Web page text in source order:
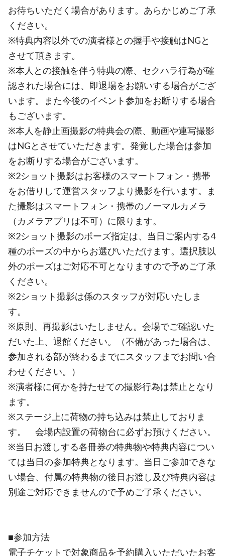
お待ちいただく場合があります。あらかじめご了承
ください。
※特典内容以外での演者様との握手や接触はNGと
させて頂きます。
※本人との接触を伴う特典の際、セクハラ行為が確
認された場合には、即退場をお願いする場合がござ
います。また今後のイベント参加をお断りする場合
もございます。
※本人を静止画撮影の特典会の際、動画や連写撮影
はNGとさせていただきます。発覚した場合は参加
をお断りする場合がございます。
※2ショット撮影はお客様のスマートフォン・携帯
をお借りして運営スタッフより撮影を行います。ま
た撮影はスマートフォン・携帯のノーマルカメラ
（カメラアプリは不可）に限ります。
※2ショット撮影のポーズ指定は、当日ご案内する4
種のポーズの中からお選びいただけます。選択肢以
外のポーズはご対応不可となりますので予めご了承
ください。
※2ショット撮影は係のスタッフが対応いたしま
す。
※原則、再撮影はいたしません。会場でご確認いた
だいた上、退館ください。（不備があった場合は、
参加される部が終わるまでにスタッフまでお問い合
わせください。）
※演者様に何かを持たせての撮影行為は禁止となり
ます。
※ステージ上に荷物の持ち込みは禁止しておりま
す。 会場内設置の荷物台に必ずお預けください。
※当日お渡しする各冊券の特典物や特典内容につい
ては当日の参加特典となります。当日ご参加できな
い場合、付属の特典物の後日お渡し及び特典内容は
別途ご対応できませんので予めご了承ください。
■参加方法
電子チケットで対象商品を予約購入いただいたお客